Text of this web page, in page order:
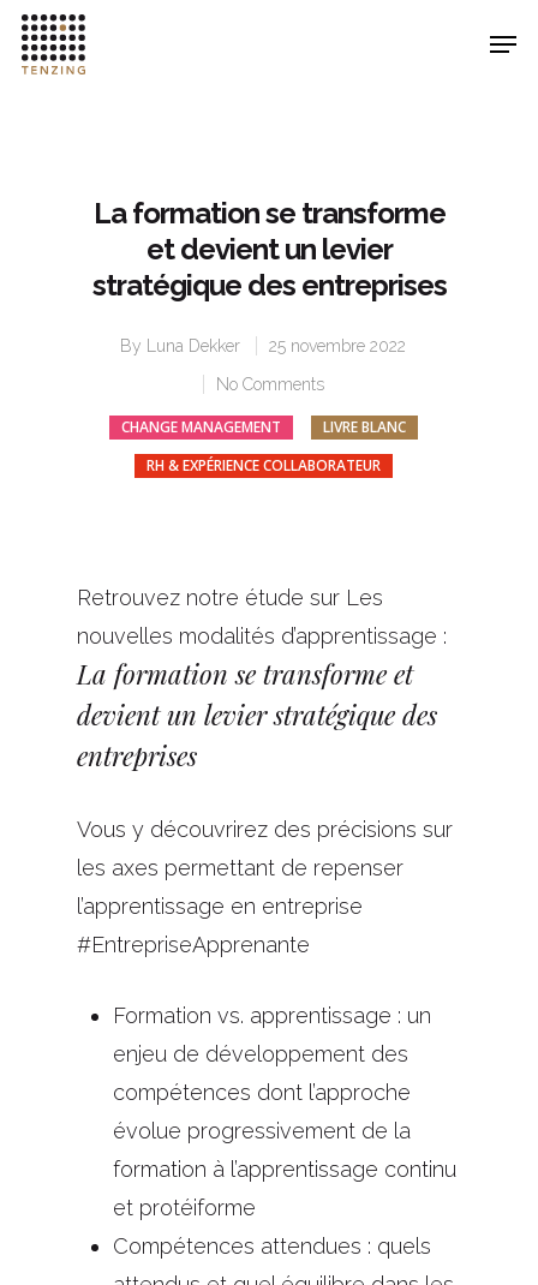
La formation se transforme
et devient un levier
stratégique des entreprises
By Luna Dekker
25 novembre 2022
No Comments
CHANGE MANAGEMENT
LIVRE BLANC
RH & EXPÉRIENCE COLLABORATEUR
Retrouvez notre étude sur Les
nouvelles modalités d’apprentissage :
La formation se transforme et
devient un levier stratégique des
entreprises
Vous y découvrirez des précisions sur
les axes permettant de repenser
l’apprentissage en entreprise
#EntrepriseApprenante
Formation vs. apprentissage : un
enjeu de développement des
compétences dont l’approche
évolue progressivement de la
formation à l’apprentissage continu
et protéiforme
Compétences attendues : quels